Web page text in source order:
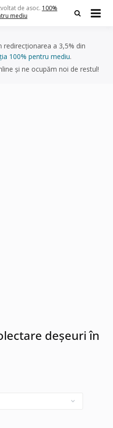
de asoc. 100%
mediu
redirecționarea a 3,5% din
100% pentru mediu.
și ne ocupăm noi de restul!
deșeuri în